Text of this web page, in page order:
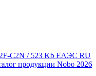
C2N / 523 Kb ЕАЭС RU
продукции Nobo 2026